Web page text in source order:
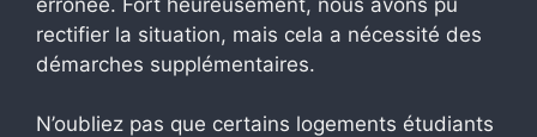
rectifier la situation, mais cela a nécessité des
démarches supplémentaires.
N’oubliez pas que certains logements étudiants